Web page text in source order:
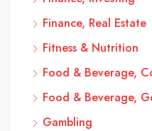
Finance, Real Estate
Fitness & Nutrition
Food & Beverage,
Food & Beverage,
Gambling